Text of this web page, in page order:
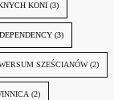
KONI (3)
(3)
SZEŚCIANÓW (2)
(2)